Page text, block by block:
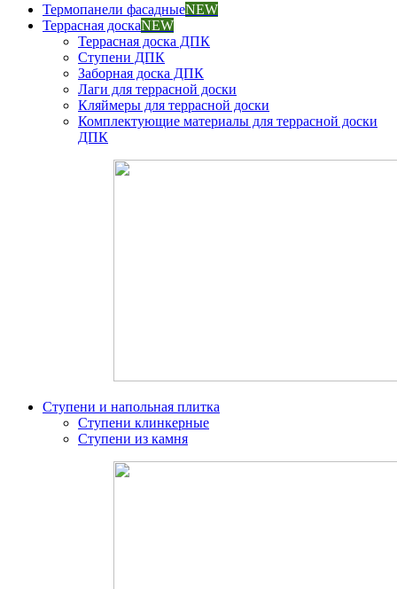
Термопанели фасадныеNEW
Террасная доскаNEW
Террасная доска ДПК
Ступени ДПК
Заборная доска ДПК
Лаги для террасной доски
Кляймеры для террасной доски
Комплектующие материалы для террасной доски
ДПК
Ступени и напольная плитка
Ступени клинкерные
Ступени из камня